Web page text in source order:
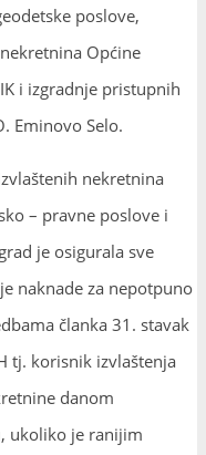
poslove,
Općine
i izgradnje pristupnih
Eminovo Selo.
nekretnina
– pravne poslove i
je osigurala sve
naknade za nepotpuno
članka 31. stavak
tj. korisnik izvlaštenja
danom
ukoliko je ranijim